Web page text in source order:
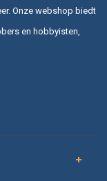
Onze webshop biedt
en hobbyisten,